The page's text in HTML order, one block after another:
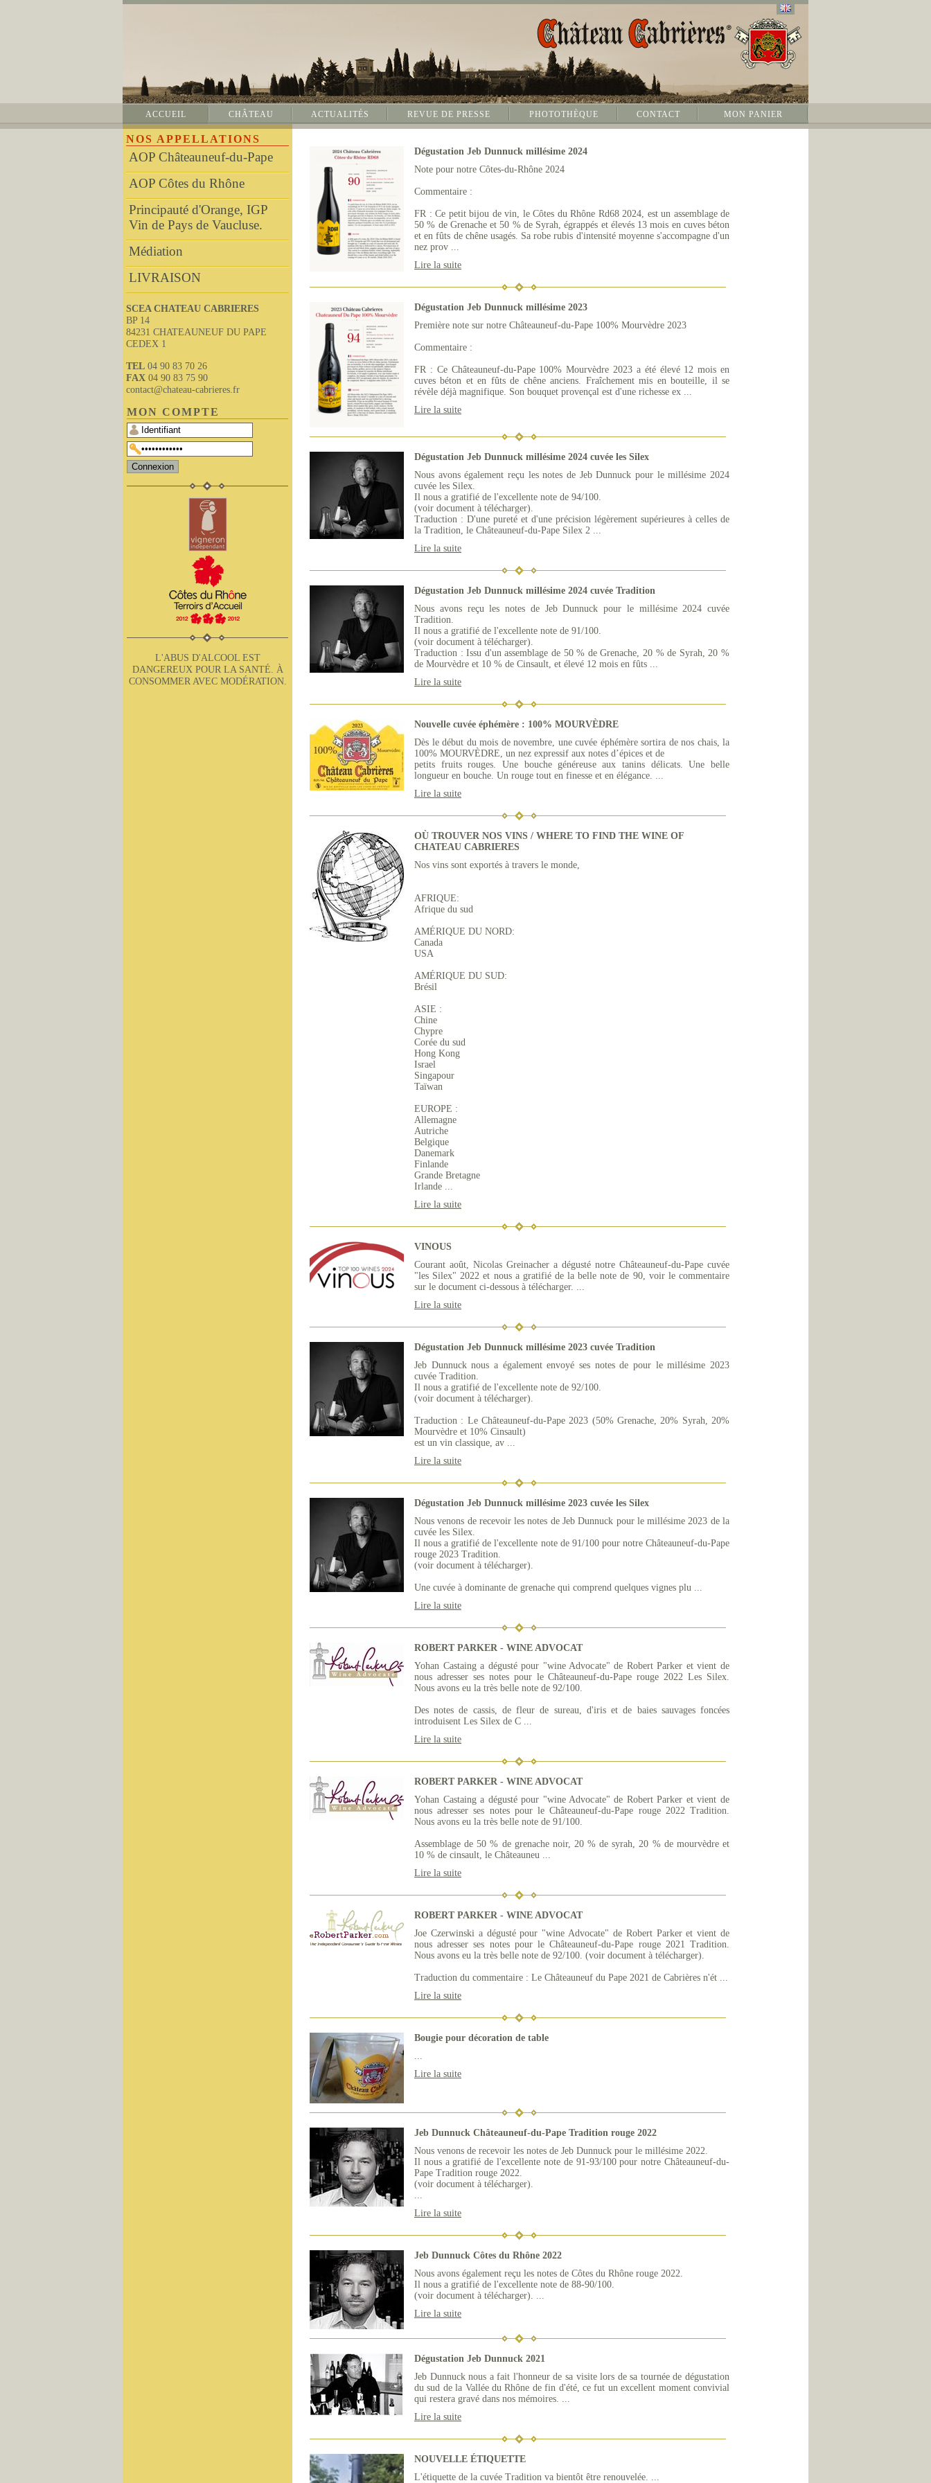
ACCUEIL CHÂTEAU ACTUALITÉS REVUE DE PRESSE PHOTOTHÈQUE CONTACT MON PANIER
NOS APPELLATIONS
AOP Châteauneuf-du-Pape
AOP Côtes du Rhône
Principauté d'Orange, IGP
Vin de Pays de Vaucluse.
Médiation
LIVRAISON
SCEA CHATEAU CABRIERES
BP 14
84231 CHATEAUNEUF DU PAPE
CEDEX 1
TEL 04 90 83 70 26
FAX 04 90 83 75 90
contact@chateau-cabrieres.fr
MON COMPTE
L'ABUS D'ALCOOL EST
DANGEREUX POUR LA SANTÉ. À
CONSOMMER AVEC MODÉRATION.
Dégustation Jeb Dunnuck millésime 2024
Note pour notre Côtes-du-Rhône 2024
Commentaire :
FR : Ce petit bijou de vin, le Côtes du Rhône Rd68 2024, est un assemblage de
50 % de Grenache et 50 % de Syrah, égrappés et élevés 13 mois en cuves béton
et en fûts de chêne usagés. Sa robe rubis d'intensité moyenne s'accompagne d'un
nez prov ...
Lire la suite
Dégustation Jeb Dunnuck millésime 2023
Première note sur notre Châteauneuf-du-Pape 100% Mourvèdre 2023
Commentaire :
FR : Ce Châteauneuf-du-Pape 100% Mourvèdre 2023 a été élevé 12 mois en
cuves béton et en fûts de chêne anciens. Fraîchement mis en bouteille, il se
révèle déjà magnifique. Son bouquet provençal est d'une richesse ex ...
Lire la suite
Dégustation Jeb Dunnuck millésime 2024 cuvée les Silex
Nous avons également reçu les notes de Jeb Dunnuck pour le millésime 2024
cuvée les Silex.
Il nous a gratifié de l'excellente note de 94/100.
(voir document à télécharger).
Traduction : D'une pureté et d'une précision légèrement supérieures à celles de
la Tradition, le Châteauneuf-du-Pape Silex 2 ...
Lire la suite
Dégustation Jeb Dunnuck millésime 2024 cuvée Tradition
Nous avons reçu les notes de Jeb Dunnuck pour le millésime 2024 cuvée
Tradition.
Il nous a gratifié de l'excellente note de 91/100.
(voir document à télécharger).
Traduction : Issu d'un assemblage de 50 % de Grenache, 20 % de Syrah, 20 %
de Mourvèdre et 10 % de Cinsault, et élevé 12 mois en fûts ...
Lire la suite
Nouvelle cuvée éphémère : 100% MOURVÈDRE
Dès le début du mois de novembre, une cuvée éphémère sortira de nos chais, la
100% MOURVÈDRE, un nez expressif aux notes d’épices et de
petits fruits rouges. Une bouche généreuse aux tanins délicats. Une belle
longueur en bouche. Un rouge tout en finesse et en élégance. ...
Lire la suite
OÙ TROUVER NOS VINS / WHERE TO FIND THE WINE OF
CHATEAU CABRIERES
Nos vins sont exportés à travers le monde,
AFRIQUE:
Afrique du sud
AMÉRIQUE DU NORD:
Canada
USA
AMÉRIQUE DU SUD:
Brésil
ASIE :
Chine
Chypre
Corée du sud
Hong Kong
Israel
Singapour
Taïwan
EUROPE :
Allemagne
Autriche
Belgique
Danemark
Finlande
Grande Bretagne
Irlande ...
Lire la suite
VINOUS
Courant août, Nicolas Greinacher a dégusté notre Châteauneuf-du-Pape cuvée
"les Silex" 2022 et nous a gratifié de la belle note de 90, voir le commentaire
sur le document ci-dessous à télécharger. ...
Lire la suite
Dégustation Jeb Dunnuck millésime 2023 cuvée Tradition
Jeb Dunnuck nous a également envoyé ses notes de pour le millésime 2023
cuvée Tradition.
Il nous a gratifié de l'excellente note de 92/100.
(voir document à télécharger).
Traduction : Le Châteauneuf-du-Pape 2023 (50% Grenache, 20% Syrah, 20%
Mourvèdre et 10% Cinsault)
est un vin classique, av ...
Lire la suite
Dégustation Jeb Dunnuck millésime 2023 cuvée les Silex
Nous venons de recevoir les notes de Jeb Dunnuck pour le millésime 2023 de la
cuvée les Silex.
Il nous a gratifié de l'excellente note de 91/100 pour notre Châteauneuf-du-Pape
rouge 2023 Tradition.
(voir document à télécharger).
Une cuvée à dominante de grenache qui comprend quelques vignes plu ...
Lire la suite
ROBERT PARKER - WINE ADVOCAT
Yohan Castaing a dégusté pour "wine Advocate" de Robert Parker et vient de
nous adresser ses notes pour le Châteauneuf-du-Pape rouge 2022 Les Silex.
Nous avons eu la très belle note de 92/100.
Des notes de cassis, de fleur de sureau, d'iris et de baies sauvages foncées
introduisent Les Silex de C ...
Lire la suite
ROBERT PARKER - WINE ADVOCAT
Yohan Castaing a dégusté pour "wine Advocate" de Robert Parker et vient de
nous adresser ses notes pour le Châteauneuf-du-Pape rouge 2022 Tradition.
Nous avons eu la très belle note de 91/100.
Assemblage de 50 % de grenache noir, 20 % de syrah, 20 % de mourvèdre et
10 % de cinsault, le Châteauneu ...
Lire la suite
ROBERT PARKER - WINE ADVOCAT
Joe Czerwinski a dégusté pour "wine Advocate" de Robert Parker et vient de
nous adresser ses notes pour le Châteauneuf-du-Pape rouge 2021 Tradition.
Nous avons eu la très belle note de 92/100. (voir document à télécharger).
Traduction du commentaire : Le Châteauneuf du Pape 2021 de Cabrières n'ét ...
Lire la suite
Bougie pour décoration de table
...
Lire la suite
Jeb Dunnuck Châteauneuf-du-Pape Tradition rouge 2022
Nous venons de recevoir les notes de Jeb Dunnuck pour le millésime 2022.
Il nous a gratifié de l'excellente note de 91-93/100 pour notre Châteauneuf-du-
Pape Tradition rouge 2022.
(voir document à télécharger).
...
Lire la suite
Jeb Dunnuck Côtes du Rhône 2022
Nous avons également reçu les notes de Côtes du Rhône rouge 2022.
Il nous a gratifié de l'excellente note de 88-90/100.
(voir document à télécharger). ...
Lire la suite
Dégustation Jeb Dunnuck 2021
Jeb Dunnuck nous a fait l'honneur de sa visite lors de sa tournée de dégustation
du sud de la Vallée du Rhône de fin d'été, ce fut un excellent moment convivial
qui restera gravé dans nos mémoires. ...
Lire la suite
NOUVELLE ÉTIQUETTE
L'étiquette de la cuvée Tradition va bientôt être renouvelée. ...